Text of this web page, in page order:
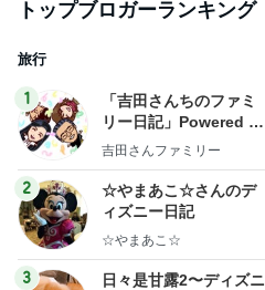
トップブロガーランキング
旅行
1
「吉田さんちのファミ
リー日記」Powered b
y Ameba 吉田さんファ
ログ
吉田さんファミリー
2
☆やまあこ☆さんのデ
ィズニー日記
☆やまあこ☆
3
日々是甘露2〜ディズニ